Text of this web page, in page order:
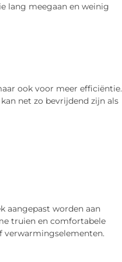
lang meegaan en weinig
ook voor meer efficiëntie.
net zo bevrijdend zijn als
aangepast worden aan
truien en comfortabele
verwarmingselementen.